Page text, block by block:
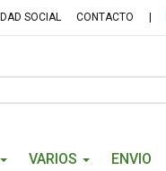
SOCIAL CONTACTO
VARIOS ENVIO